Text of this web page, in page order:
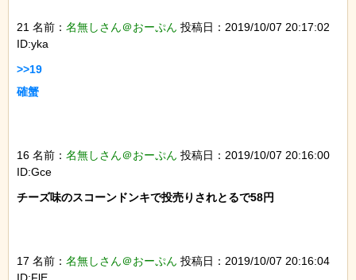
21 名前： 名無しさん＠おーぷん 投稿日：2019/10/07 20:17:02
ID:yka
>>19
確蟹
16 名前： 名無しさん＠おーぷん 投稿日：2019/10/07 20:16:00
ID:Gce
チーズ味のスコーンドンキで投売りされとるで58円
17 名前： 名無しさん＠おーぷん 投稿日：2019/10/07 20:16:04